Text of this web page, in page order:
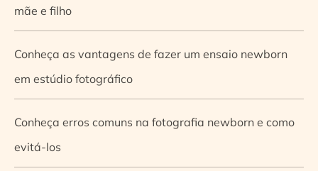
mãe e filho
Conheça as vantagens de fazer um ensaio newborn
em estúdio fotográfico
Conheça erros comuns na fotografia newborn e como
evitá-los